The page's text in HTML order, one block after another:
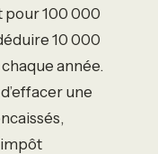
pour 100 000
10 000
année.
une